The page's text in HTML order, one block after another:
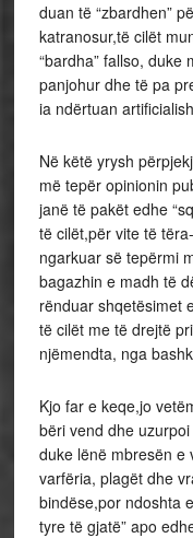
duan të “zbardhen”
katranosur,të cilët
“bardha” fallso,
panjohur dhe të pa
ia ndërtuan
Në këtë yrysh
më tepër opinionin
janë të pakët edhe
të cilët,për vite të
ngarkuar së tepërmi
bagazhin e madh të
rënduar shqetësimet
të cilët me të drejtë
njëmendta, nga
Kjo far e keqe,jo
bëri vend dhe
duke lënë mbresën e
varfëria, plagët dhe
bindëse,por ndoshta
tyre të gjatë” apo